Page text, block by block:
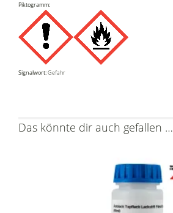
Piktogramm:
Signalwort:Gefahr
Das könnte dir auch gefallen …